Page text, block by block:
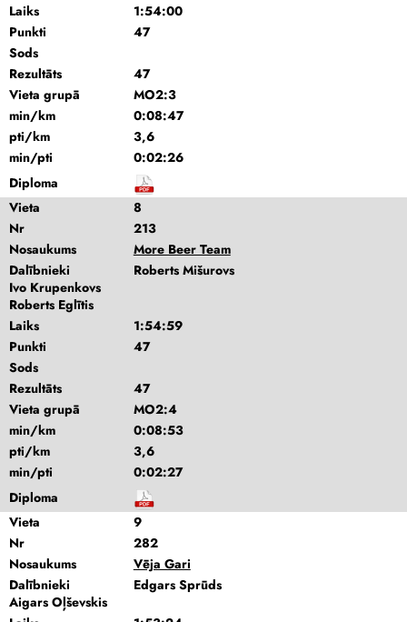
Laiks
1:54:00
Punkti
47
Sods
Rezultāts
47
Vieta grupā
MO2:3
min/km
0:08:47
pti/km
3,6
min/pti
0:02:26
Diploma
Vieta
8
Nr
213
Nosaukums
More Beer Team
Dalībnieki
Roberts Mišurovs
Ivo Krupenkovs
Roberts Eglītis
Laiks
1:54:59
Punkti
47
Sods
Rezultāts
47
Vieta grupā
MO2:4
min/km
0:08:53
pti/km
3,6
min/pti
0:02:27
Diploma
Vieta
9
Nr
282
Nosaukums
Vēja Gari
Dalībnieki
Edgars Sprūds
Aigars Oļševskis